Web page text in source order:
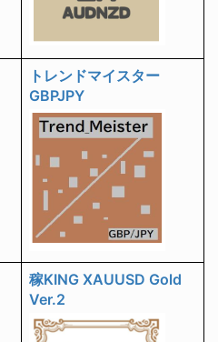
トレンドマイスター
GBPJPY
稼KING XAUUSD Gold
Ver.2